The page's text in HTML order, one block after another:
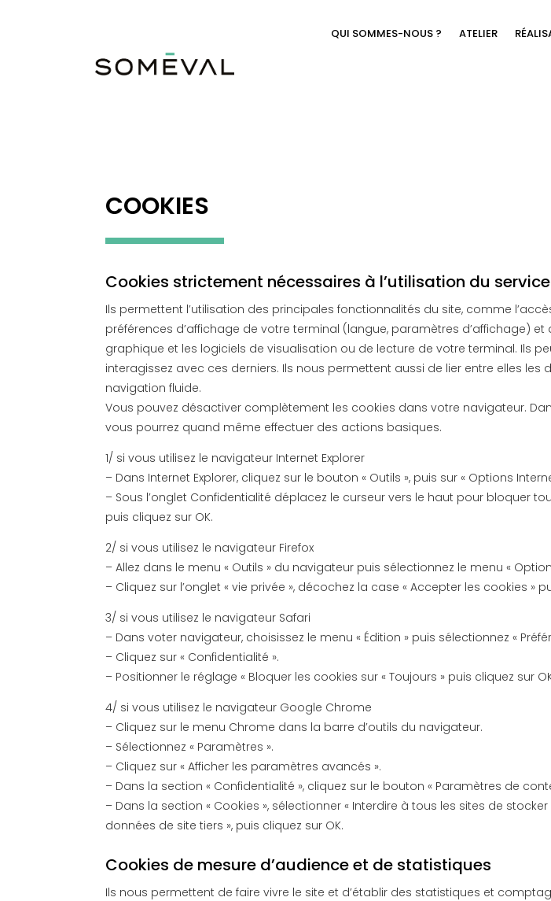
QUI SOMMES-NOUS ? ATELIER
COOKIES
Cookies strictement nécessaires à l’utilisation du
Ils permettent l’utilisation des principales fonctionnalités du site, comme
préférences d’affichage de votre terminal (langue, paramètres d’affichage)
graphique et les logiciels de visualisation ou de lecture de votre terminal. Ils
interagissez avec ces derniers. Ils nous permettent aussi de lier entre elles
navigation fluide.
Vous pouvez désactiver complètement les cookies dans votre navigateur.
vous pourrez quand même effectuer des actions basiques.
1/ si vous utilisez le navigateur Internet Explorer
– Dans Internet Explorer, cliquez sur le bouton « Outils », puis sur « Options
– Sous l’onglet Confidentialité déplacez le curseur vers le haut pour bloquer
puis cliquez sur OK.
2/ si vous utilisez le navigateur Firefox
– Allez dans le menu « Outils » du navigateur puis sélectionnez le menu «
– Cliquez sur l’onglet « vie privée », décochez la case « Accepter les cookies »
3/ si vous utilisez le navigateur Safari
– Dans voter navigateur, choisissez le menu « Édition » puis sélectionnez «
– Cliquez sur « Confidentialité ».
– Positionner le réglage « Bloquer les cookies sur « Toujours » puis cliquez sur
4/ si vous utilisez le navigateur Google Chrome
– Cliquez sur le menu Chrome dans la barre d’outils du navigateur.
– Sélectionnez « Paramètres ».
– Cliquez sur « Afficher les paramètres avancés ».
– Dans la section « Confidentialité », cliquez sur le bouton « Paramètres de
– Dans la section « Cookies », sélectionner « Interdire à tous les sites de
données de site tiers », puis cliquez sur OK.
Cookies de mesure d’audience et de statistiques
Ils nous permettent de faire vivre le site et d’établir des statistiques et